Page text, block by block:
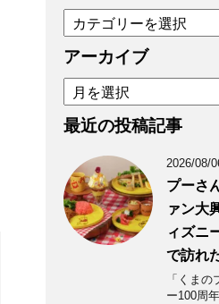
テ
ゴ
ー
アーカイブ
ア
ー
カ
最近の投稿記事
2026/08/
プーさ
ァン大
ィズニ
で訪れ
「くま
ー100周